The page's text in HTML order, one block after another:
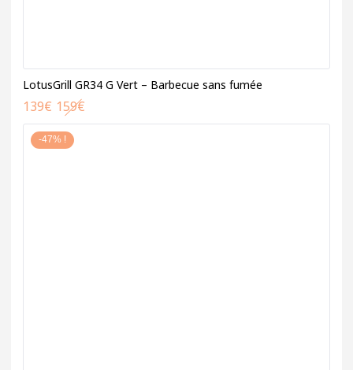
LotusGrill GR34 G Vert – Barbecue sans fumée
159€
139€
-47% !